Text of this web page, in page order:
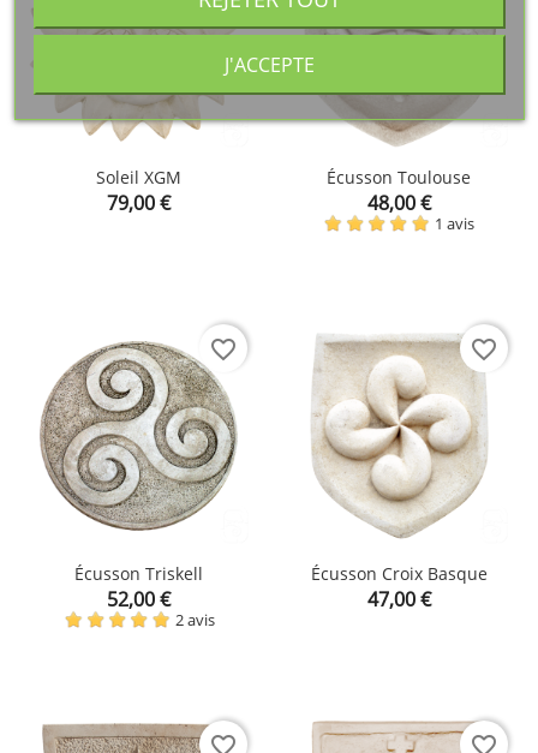
Soleil XGM
Prix
79,00 €
Écusson Toulouse
Prix
48,00 €
1 avis
Écusson Triskell
Prix
52,00 €
2 avis
favorite_border
Écusson Croix Basque
Prix
47,00 €
favorite_border
favorite_border favorite_border
J'ACCEPTE